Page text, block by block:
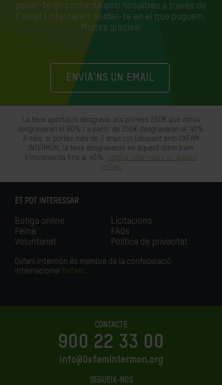
posar-te en contacte amb nosaltres a través de
l'email i intentarem ajudar-te en el que puguem.
Moltes gràcies!
ENVIA'NS UN EMAIL
La teva aportació desgrava: els primers 250€ que donis
desgravaran el 80% i a partir de 250€ desgravaran el 40%.
A més, si portes més de 3 anys col·laborant amb OXFAM
INTERMÓN, la teva desgravació en aquest últim tram
s'incrementa fins al 45%. Amplia informació en aquest
enllaç.
ET POT INTERESSAR
Botiga online
Feina
Voluntariat
Licitacions
FAQs
Política de privacitat
Oxfam Intermón és membre de la confederació
internacional Oxfam.
CONTACTE
900 22 33 00
info@OxfamIntermon.org
SEGUEIX-NOS